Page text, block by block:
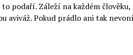
podaří. Záleží na každém
aviváž. Pokud prádlo ani tak